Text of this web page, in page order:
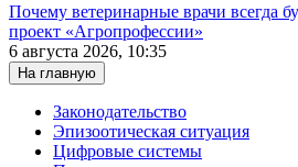
Почему ветеринарные врачи всегда
проект «Агропрофессии»
6 августа 2026, 10:35
На главную
Законодательство
Эпизоотическая ситуация
Цифровые системы